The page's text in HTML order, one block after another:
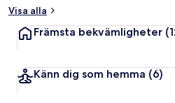
Visa alla
Främsta bekvämligheter
Känn dig som hemma (6)